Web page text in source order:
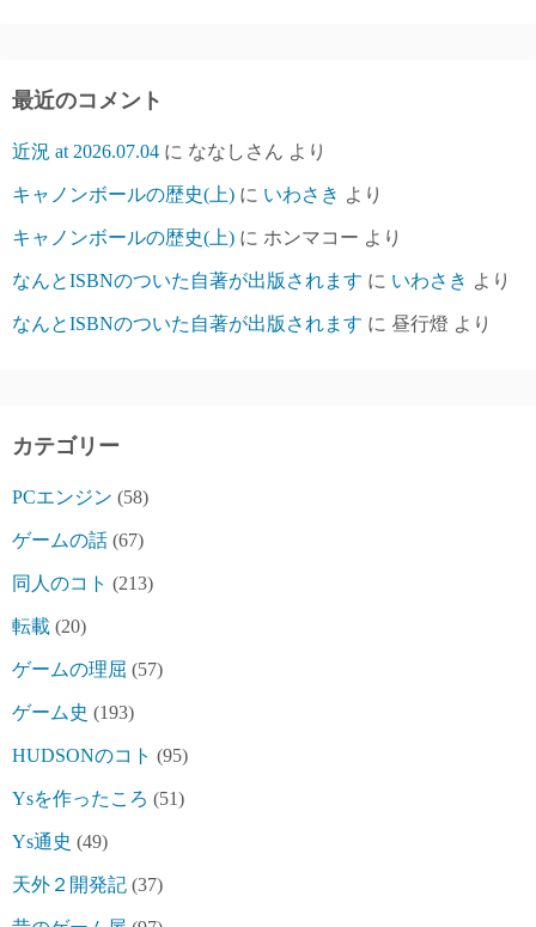
最近のコメント
近況 at 2026.07.04 に ななしさん より
キャノンボールの歴史(上) に いわさき より
キャノンボールの歴史(上) に ホンマコー より
なんとISBNのついた自著が出版されます に いわさき より
なんとISBNのついた自著が出版されます に 昼行燈 より
カテゴリー
PCエンジン (58)
ゲームの話 (67)
同人のコト (213)
転載 (20)
ゲームの理屈 (57)
ゲーム史 (193)
HUDSONのコト (95)
Ysを作ったころ (51)
Ys通史 (49)
天外２開発記 (37)